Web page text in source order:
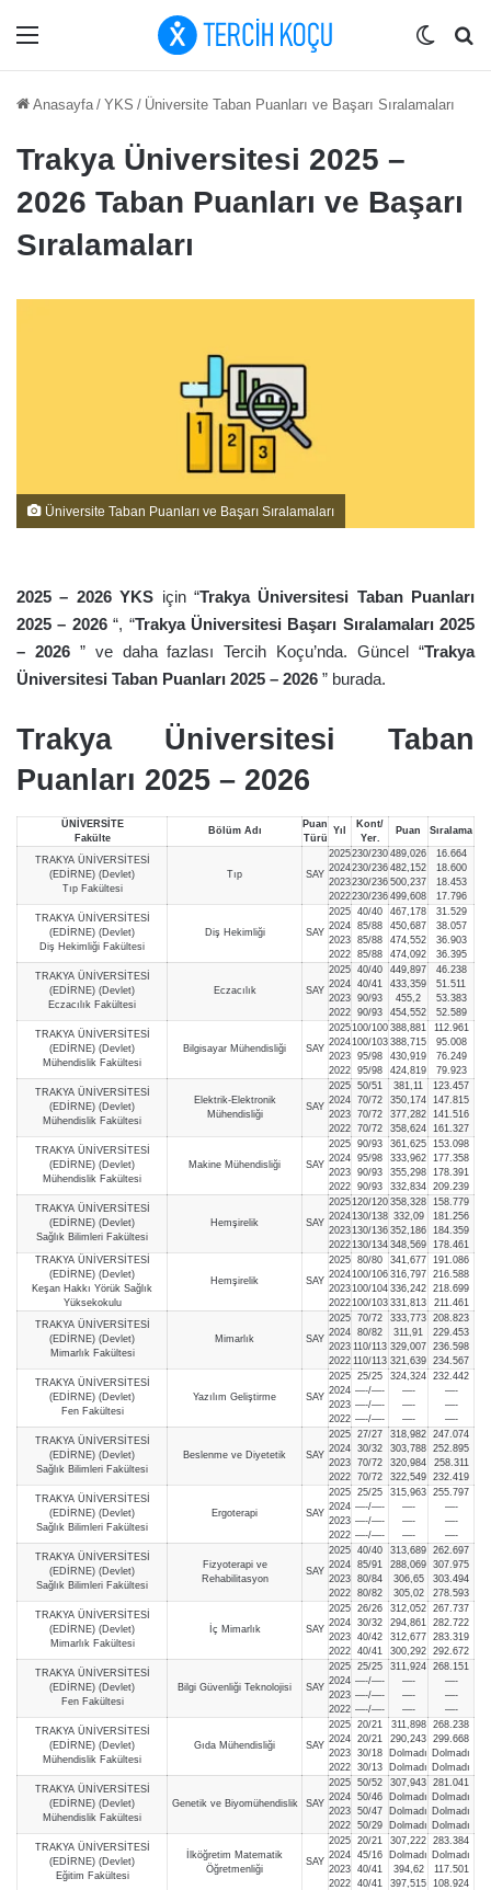
Menü Dış
Anasayfa / YKS / Üniversite Taban Puanları ve Başarı Sıralamaları
Trakya Üniversitesi 2025 –
2026 Taban Puanları ve Başarı
Sıralamaları
Üniversite Taban Puanları ve Başarı Sıralamaları
2025 – 2026 YKS için “Trakya Üniversitesi Taban Puanları
2025 – 2026“, “Trakya Üniversitesi Başarı Sıralamaları 2025
– 2026 ” ve daha fazlası Tercih Koçu’nda. Güncel “Trakya
Üniversitesi Taban Puanları 2025 – 2026 ” burada.
Trakya Üniversitesi Taban
Puanları 2025 – 2026
ÜNİVERSİTE
Fakülte
Bölüm Adı
Puan
Türü
Yıl
Kont/
Yer.
Puan Sıralama
TRAKYA ÜNİVERSİTESİ
(EDİRNE) (Devlet)
Tıp Fakültesi
Tıp SAY
2025
2024
2023
2022
230/230
230/236
230/236
230/236
489,026
482,152
500,237
499,608
16.664
18.600
18.453
17.796
TRAKYA ÜNİVERSİTESİ
(EDİRNE) (Devlet)
Diş Hekimliği Fakültesi
Diş Hekimliği SAY
2025
2024
2023
2022
40/40
85/88
85/88
85/88
467,178
450,687
474,552
474,092
31.529
38.057
36.903
36.395
TRAKYA ÜNİVERSİTESİ
(EDİRNE) (Devlet)
Eczacılık Fakültesi
Eczacılık SAY
2025
2024
2023
2022
40/40
40/41
90/93
90/93
449,897
433,359
455,2
454,552
46.238
51.511
53.383
52.589
TRAKYA ÜNİVERSİTESİ
(EDİRNE) (Devlet)
Mühendislik Fakültesi
Bilgisayar Mühendisliği SAY
2025
2024
2023
2022
100/100
100/103
95/98
95/98
388,881
388,715
430,919
424,819
112.961
95.008
76.249
79.923
TRAKYA ÜNİVERSİTESİ
(EDİRNE) (Devlet)
Mühendislik Fakültesi
Elektrik-Elektronik
Mühendisliği
SAY
2025
2024
2023
2022
50/51
70/72
70/72
70/72
381,11
350,174
377,282
358,624
123.457
147.815
141.516
161.327
TRAKYA ÜNİVERSİTESİ
(EDİRNE) (Devlet)
Mühendislik Fakültesi
Makine Mühendisliği SAY
2025
2024
2023
2022
90/93
95/98
90/93
90/93
361,625
333,962
355,298
332,834
153.098
177.358
178.391
209.239
TRAKYA ÜNİVERSİTESİ
(EDİRNE) (Devlet)
Sağlık Bilimleri Fakültesi
Hemşirelik SAY
2025
2024
2023
2022
120/120
130/138
130/136
130/134
358,328
332,09
352,186
348,569
158.779
181.256
184.359
178.461
TRAKYA ÜNİVERSİTESİ
(EDİRNE) (Devlet)
Keşan Hakkı Yörük Sağlık
Yüksekokulu
Hemşirelik SAY
2025
2024
2023
2022
80/80
100/106
100/104
100/103
341,677
316,797
336,242
331,813
191.086
216.588
218.699
211.461
TRAKYA ÜNİVERSİTESİ
(EDİRNE) (Devlet)
Mimarlık Fakültesi
Mimarlık SAY
2025
2024
2023
2022
70/72
80/82
110/113
110/113
333,773
311,91
329,007
321,639
208.823
229.453
236.598
234.567
TRAKYA ÜNİVERSİTESİ
(EDİRNE) (Devlet)
Fen Fakültesi
Yazılım Geliştirme SAY
2025
2024
2023
2022
25/25
—-/—-
—-/—-
—-/—-
324,324
—-
—-
—-
232.442
—-
—-
—-
TRAKYA ÜNİVERSİTESİ
(EDİRNE) (Devlet)
Sağlık Bilimleri Fakültesi
Beslenme ve Diyetetik SAY
2025
2024
2023
2022
27/27
30/32
70/72
70/72
318,982
303,788
320,984
322,549
247.074
252.895
258.311
232.419
TRAKYA ÜNİVERSİTESİ
(EDİRNE) (Devlet)
Sağlık Bilimleri Fakültesi
Ergoterapi SAY
2025
2024
2023
2022
25/25
—-/—-
—-/—-
—-/—-
315,963
—-
—-
—-
255.797
—-
—-
—-
TRAKYA ÜNİVERSİTESİ
(EDİRNE) (Devlet)
Sağlık Bilimleri Fakültesi
Fizyoterapi ve
Rehabilitasyon
SAY
2025
2024
2023
2022
40/40
85/91
80/84
80/82
313,689
288,069
306,65
305,02
262.697
307.975
303.494
278.593
TRAKYA ÜNİVERSİTESİ
(EDİRNE) (Devlet)
Mimarlık Fakültesi
İç Mimarlık SAY
2025
2024
2023
2022
26/26
30/32
40/42
40/41
312,052
294,861
312,677
300,292
267.737
282.722
283.319
292.672
TRAKYA ÜNİVERSİTESİ
(EDİRNE) (Devlet)
Fen Fakültesi
Bilgi Güvenliği Teknolojisi SAY
2025
2024
2023
2022
25/25
—-/—-
—-/—-
—-/—-
311,924
—-
—-
—-
268.151
—-
—-
—-
TRAKYA ÜNİVERSİTESİ
(EDİRNE) (Devlet)
Mühendislik Fakültesi
Gıda Mühendisliği SAY
2025
2024
2023
2022
20/21
20/21
30/18
30/13
311,898
290,243
Dolmadı
Dolmadı
268.238
299.668
Dolmadı
Dolmadı
TRAKYA ÜNİVERSİTESİ
(EDİRNE) (Devlet)
Mühendislik Fakültesi
Genetik ve Biyomühendislik SAY
2025
2024
2023
2022
50/52
50/46
50/47
50/29
307,943
Dolmadı
Dolmadı
Dolmadı
281.041
Dolmadı
Dolmadı
Dolmadı
TRAKYA ÜNİVERSİTESİ
(EDİRNE) (Devlet)
Eğitim Fakültesi
İlköğretim Matematik
Öğretmenliği
SAY
2025
2024
2023
2022
20/21
45/16
40/41
40/41
307,222
Dolmadı
394,62
397,515
283.384
Dolmadı
117.501
108.924